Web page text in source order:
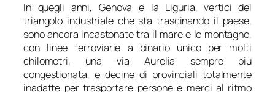
In quegli anni, Genova e la Liguria, vertici del
triangolo industriale che sta trascinando il paese,
sono ancora incastonate tra il mare e le montagne,
con linee ferroviarie a binario unico per molti
chilometri, una via Aurelia sempre più
congestionata, e decine di provinciali totalmente
inadatte per trasportare persone e merci al ritmo